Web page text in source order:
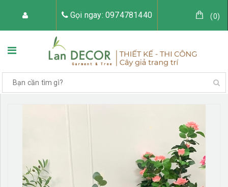
Gọi ngay: 0974781440 (0)
CÂY GIẢ TRANG TRÍ TIỂU CẢNH CÂY GIẢ